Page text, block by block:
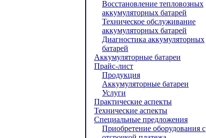
Восстановление тепловозных
аккумуляторных батарей
Техническое обслуживание
аккумуляторных батарей
Диагностика аккумуляторных
батарей
Аккумуляторные батареи
Прайс-лист
Продукция
Аккумуляторные батареи
Услуги
Практические аспекты
Технические аспекты
Специальные предложения
Приобретение оборудования с